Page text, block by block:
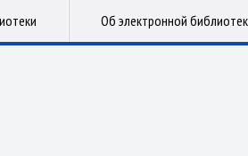
Об электронной